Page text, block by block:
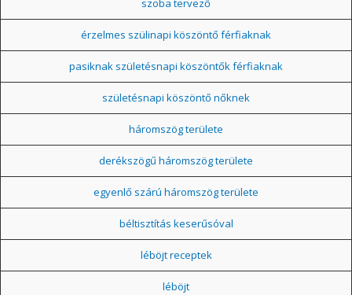
szoba tervező
érzelmes szülinapi köszöntő férfiaknak
pasiknak születésnapi köszöntők férfiaknak
születésnapi köszöntő nőknek
háromszög területe
derékszögű háromszög területe
egyenlő szárú háromszög területe
béltisztítás keserűsóval
léböjt receptek
léböjt